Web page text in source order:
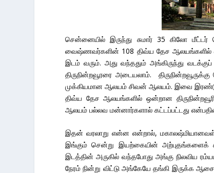
சென்னையில் இருந்து சுமார் 35 கிலோ
வைஷ்ணவர்களின் 108 திவ்ய தேச ஆலயங்களில்
இடம் வரும். அது வந்ததும் அங்கிருந்து
திருநின்றவூரரை அடையலாம்.
முக்கியமான ஆலயம் சிவன் ஆலயம். இவை
திவ்ய தேச ஆலயங்களில் ஒன்றான
ஆலயம் பல்லவ மன்னார்களால் கட்டப்பட்டது
இதன் வரலாறு என்ன என்றால்,
இங்கும் சென்று இயற்கையின்
இடத்தின் அருகில் வந்தபோது அங்கு நிலவிய
நேரம் நின்று விட்டு அங்கேயே தங்கி இருக்க